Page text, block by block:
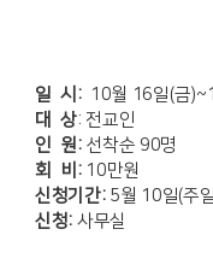
일 시:10월 16일(금
대 상: 전교인
인 원:선착순 90명
회 비:10만원
신청기간:5월 10일(주
신청: 사무실